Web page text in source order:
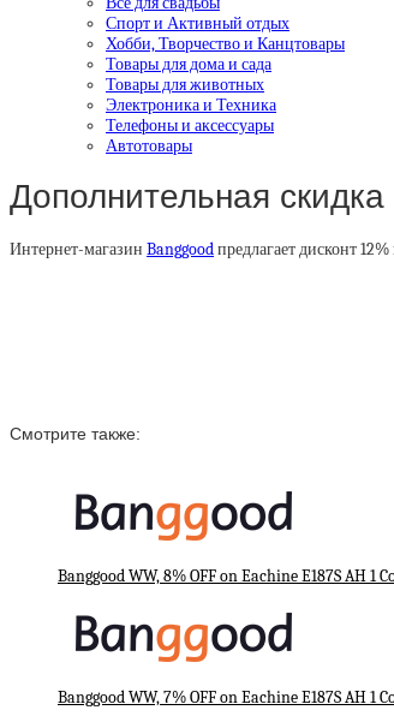
Спорт и Активный отдых
Хобби, Творчество и Канцтовары
Товары для дома и сада
Товары для животных
Электроника и Техника
Телефоны и аксессуары
Автотовары
Дополнительная
Интернет-магазин Banggoodпредлагает дисконт
Смотрите также:
Banggood WW, 8% OFF on Eachine E187S AH 1
Banggood WW, 7% OFF on Eachine E187S AH 1